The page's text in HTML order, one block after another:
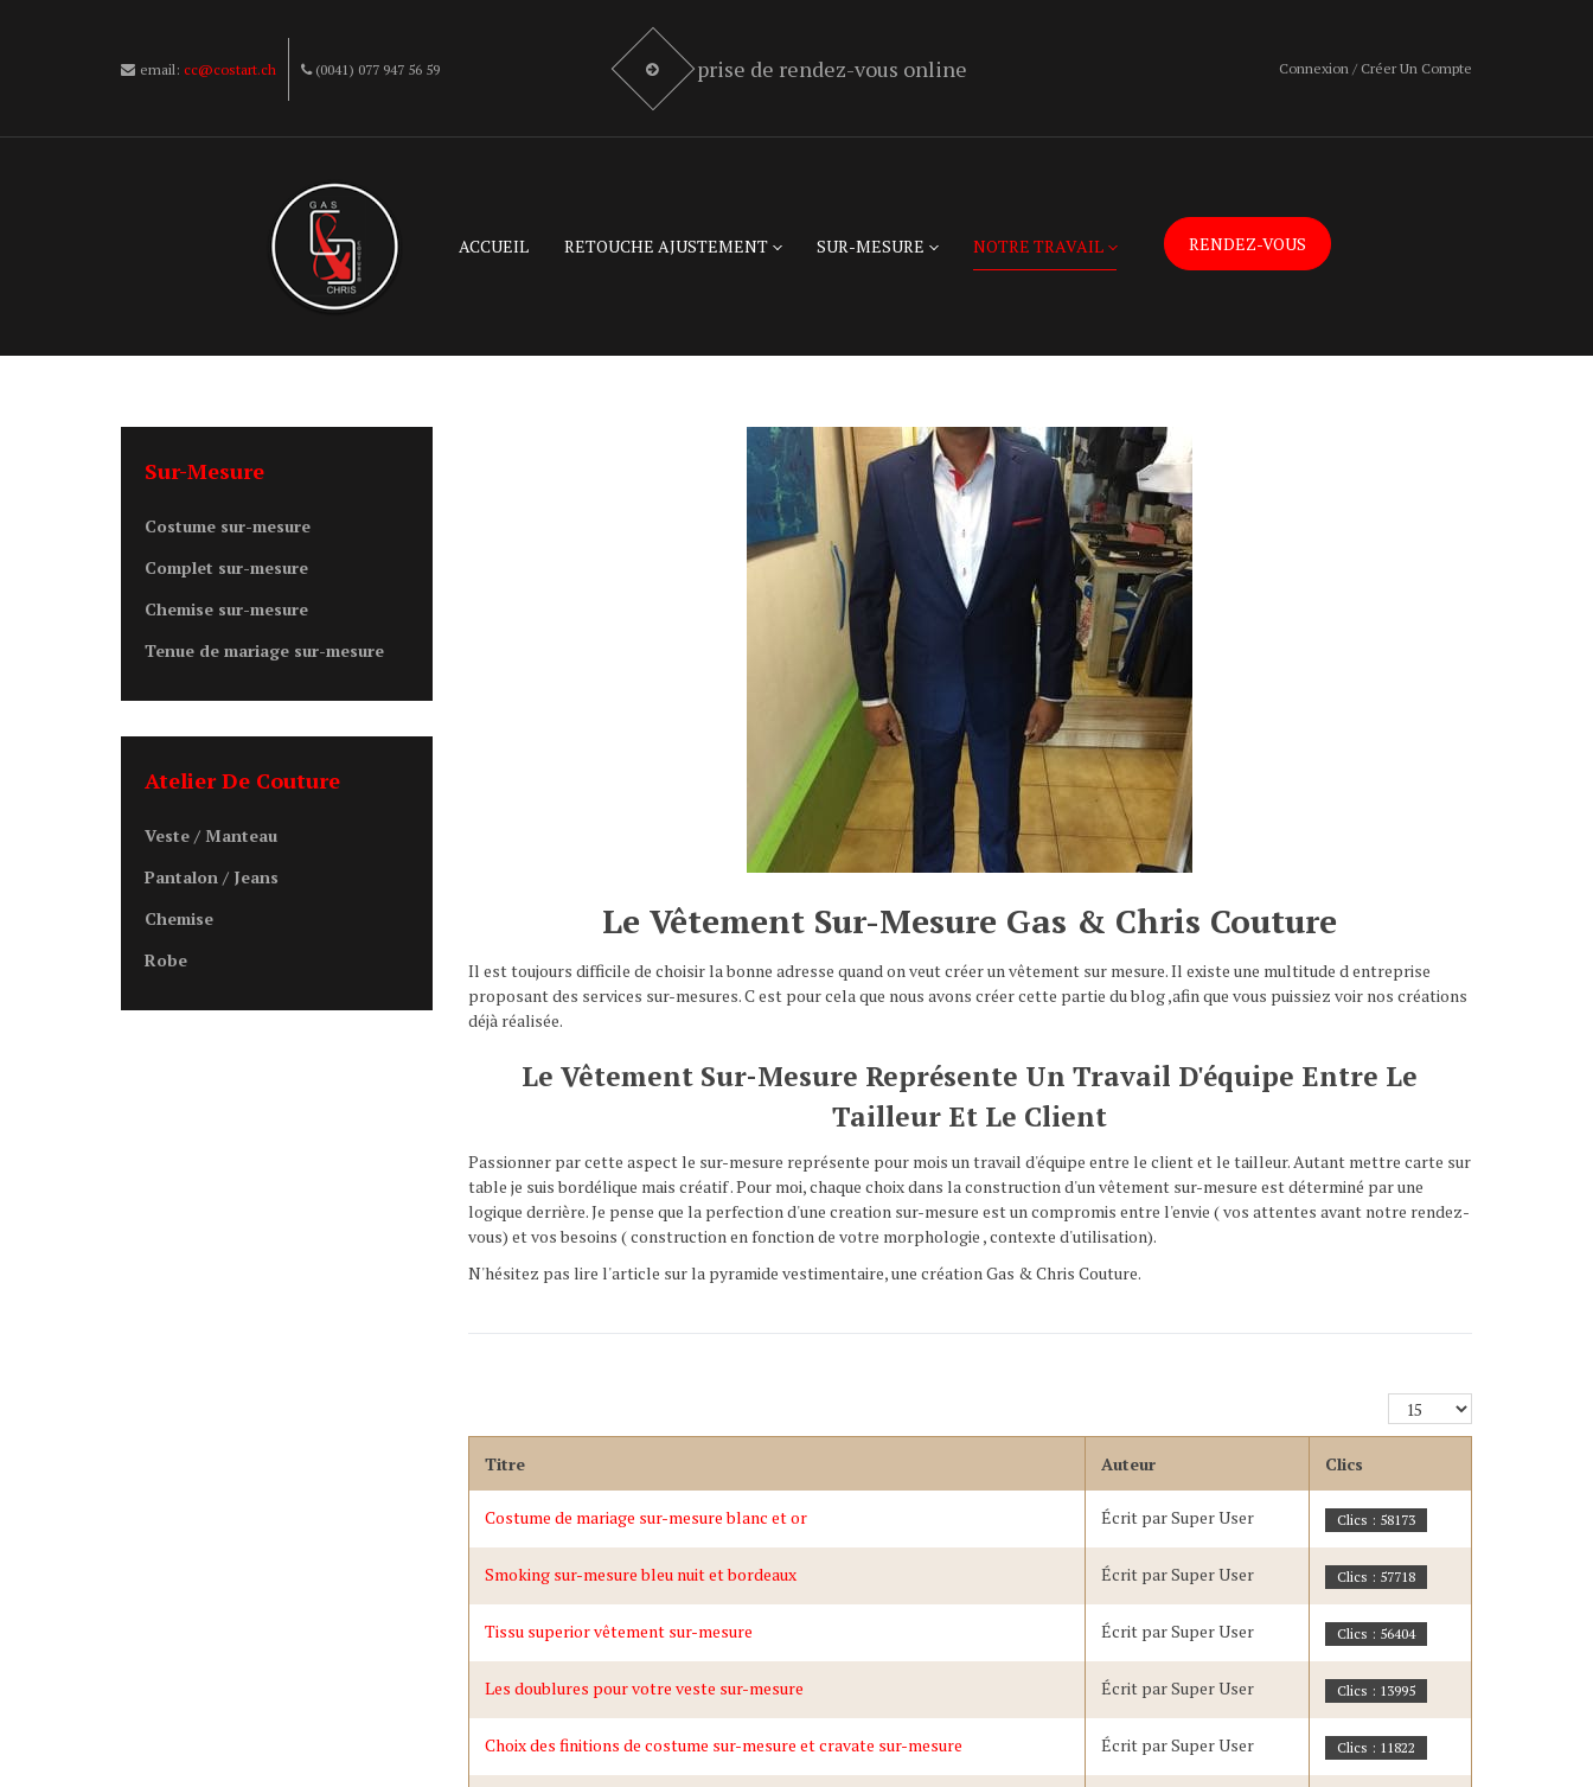
email: cc@costart.ch (0041) 077 947 56 59 prise de rendez-vous online Connexion / Créer Un Compte
ACCUEIL RETOUCHE AJUSTEMENT SUR-MESURE NOTRE TRAVAIL RENDEZ-VOUS
Le Vêtement Sur-Mesure Gas & Chris Couture
Il est toujours difficile de choisir la bonne adresse quand on veut créer un vêtement sur mesure. Il existe une multitude d entreprise
proposant des services sur-mesures. C est pour cela que nous avons créer cette partie du blog ,afin que vous puissiez voir nos créations
déjà réalisée.
Le Vêtement Sur-Mesure Représente Un Travail D'équipe Entre Le
Tailleur Et Le Client
Passionner par cette aspect le sur-mesure représente pour mois un travail d'équipe entre le client et le tailleur. Autant mettre carte sur
table je suis bordélique mais créatif . Pour moi, chaque choix dans la construction d'un vêtement sur-mesure est déterminé par une
logique derrière. Je pense que la perfection d'une creation sur-mesure est un compromis entre l'envie ( vos attentes avant notre rendez-
vous) et vos besoins ( construction en fonction de votre morphologie , contexte d'utilisation).
N'hésitez pas lire l'article sur la pyramide vestimentaire, une création Gas & Chris Couture.
Affichage
#
Titre
Auteur Clics
Costume de mariage sur-mesure blanc et or Écrit par Super User Clics : 58173
Smoking sur-mesure bleu nuit et bordeaux Écrit par Super User Clics : 57718
Tissu superior vêtement sur-mesure Écrit par Super User Clics : 56404
Les doublures pour votre veste sur-mesure Écrit par Super User Clics : 13995
Choix des finitions de costume sur-mesure et cravate sur-mesure Écrit par Super User Clics : 11822
Sur-Mesure
Costume sur-mesure
Complet sur-mesure
Chemise sur-mesure
Tenue de mariage sur-mesure
Atelier De Couture
Veste / Manteau
Pantalon / Jeans
Chemise
Robe